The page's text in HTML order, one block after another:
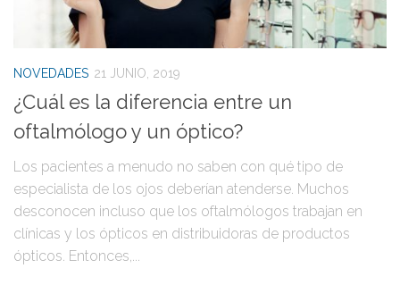
NOVEDADES 21 JUNIO, 2019
¿Cuál es la diferencia entre un
oftalmólogo y un óptico?
Los pacientes a menudo no saben con qué tipo de
especialista de los ojos deberían atenderse. Muchos
desconocen incluso que los oftalmólogos trabajan en
clínicas y los ópticos en distribuidoras de productos
ópticos. Entonces,...